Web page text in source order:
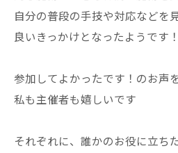
自分の普段の手技や対応などを
良いきっかけとなったようです！
参加してよかったです！のお声
私も主催者も嬉しいです
それぞれに、誰かのお役に立ち